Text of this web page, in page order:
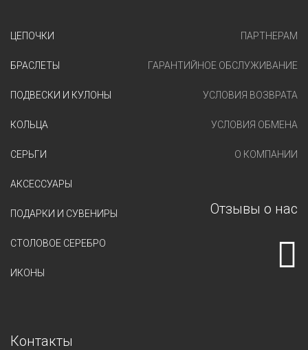
ЦЕПОЧКИ
БРАСЛЕТЫ
ПОДВЕСКИ И КУЛОНЫ
КОЛЬЦА
СЕРЬГИ
АКСЕССУАРЫ
ПОДАРКИ И СУВЕНИРЫ
СТОЛОВОЕ СЕРЕБРО
ИКОНЫ
ПАРТНЕРАМ
ГАРАНТИЙНОЕ ОБСЛУЖИВАНИЕ
УСЛОВИЯ ВОЗВРАТА
УСЛОВИЯ ОБМЕНА
О КОМПАНИИ
Отзывы о нас
Контакты